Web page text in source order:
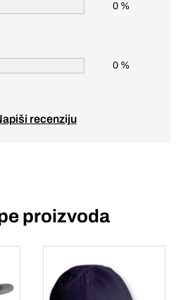
0 %
0 %
recenziju
proizvoda